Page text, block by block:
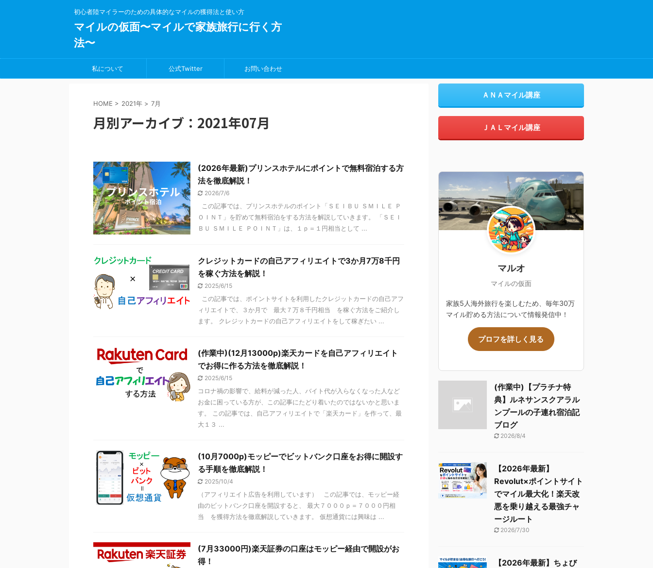
初心者陸マイラーのための具体的なマイルの獲得法と使い方
マイルの仮面〜マイルで家族旅行に行く方
法〜
私について 公式Twitter お問い合わせ
HOME > 2021年 > 7月
月別アーカイブ：2021年07月
(2026年最新)プリンスホテルにポイントで無料宿泊する方
法を徹底解説！
2026/7/6
この記事では、プリンスホテルのポイント「ＳＥＩＢＵ ＳＭＩＬＥ Ｐ
ＯＩＮＴ」を貯めて無料宿泊をする方法を解説していきます。 「ＳＥＩ
ＢＵ ＳＭＩＬＥ ＰＯＩＮＴ」は、１ｐ＝１円相当として ...
クレジットカードの自己アフィリエイトで3か月7万8千円
を稼ぐ方法を解説！
2025/6/15
この記事では、ポイントサイトを利用したクレジットカードの自己アフ
ィリエイトで、３か月で 最大７万８千円相当 を稼ぐ方法をご紹介し
ます。 クレジットカードの自己アフィリエイトをして稼ぎたい ...
(作業中)(12月13000p)楽天カードを自己アフィリエイト
でお得に作る方法を徹底解説！
2025/6/15
コロナ禍の影響で、給料が減った人、バイト代が入らなくなった人など
お金に困っている方が、この記事にたどり着いたのではないかと思いま
す。 この記事では、自己アフィリエイトで「楽天カード」を作って、最
大１３ ...
(10月7000p)モッピーでビットバンク口座をお得に開設す
る手順を徹底解説！
2025/10/4
（アフィリエイト広告を利用しています） この記事では、モッピー経
由のビットバンク口座を開設すると、 最大７０００ｐ＝７０００円相
当 を獲得方法を徹底解説していきます。 仮想通貨には興味は ...
(7月33000円)楽天証券の口座はモッピー経由で開設がお
得！
ＡＮＡマイル講座
ＪＡＬマイル講座
マルオ
マイルの仮面
家族5人海外旅行を楽しむため、毎年30万
マイル貯める方法について情報発信中！
プロフを詳しく見る
(作業中)【プラチナ特
典】ルネサンスクアラル
ンプールの子連れ宿泊記
ブログ
2026/8/4
【2026年最新】
Revolut×ポイントサイト
でマイル最大化！楽天改
悪を乗り越える最強チャ
ージルート
2026/7/30
【2026年最新】ちょび